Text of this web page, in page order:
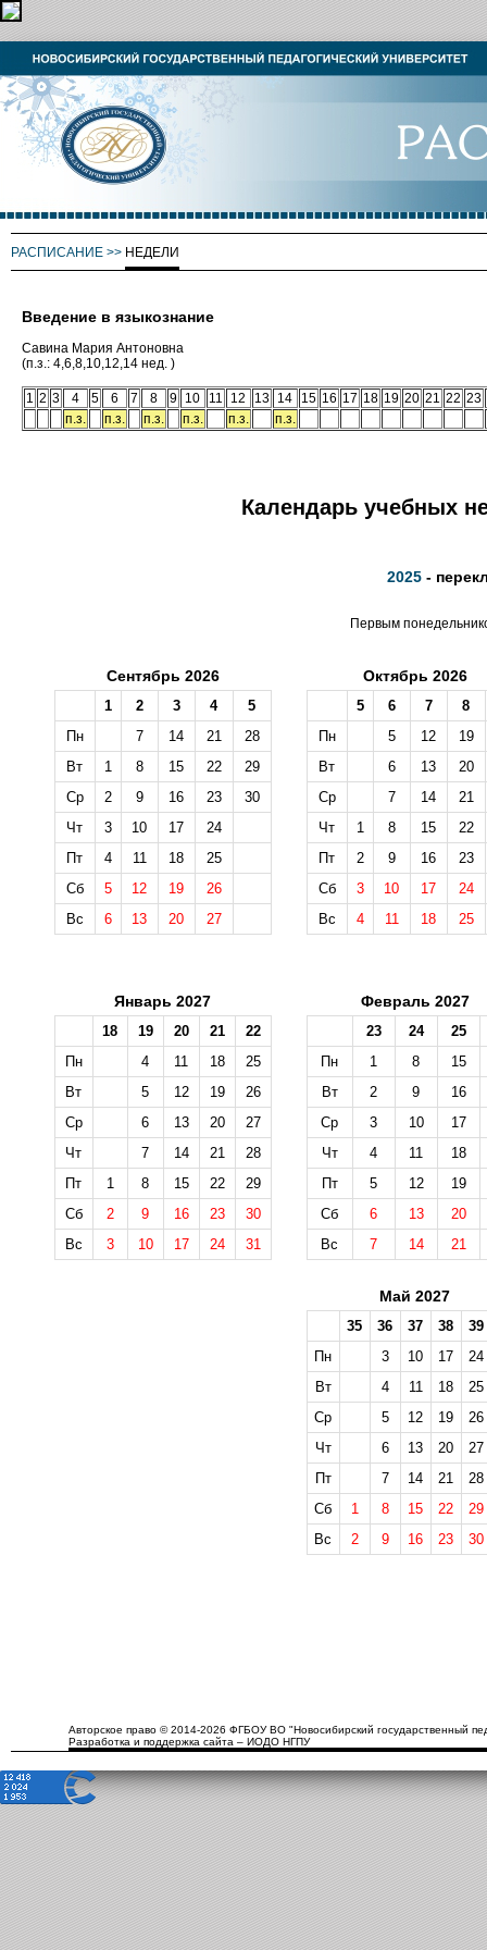
РАСПИСАНИЕ >> НЕДЕЛИ
Введение в языкознание
Савина Мария Антоновна
(п.з.: 4,6,8,10,12,14 нед. )
1 2 3 4 5 6 7 8 9 10 11 12 13 14 15 16 17 18 19 20 21 22 23
п.з.
п.з. п.з. п.з. п.з. п.з.
Календарь учебных
2025 -
Первым
Сентябрь 2026
1 2 3 4
5
Пн
7 14 21
28
Вт
1 8 15 22
29
Ср
2 9 16 23
30
Чт
3 10 17
24
Пт
4 11 18
25
Сб
5 12 19
26
Вс
6 13 20 27
Октябрь 2026
5 6 7
8
Пн
5 12
19
Вт
6 13
20
Ср
7 14
21
Чт
1 8 15
22
Пт
2 9 16
23
Сб
3 10 17
24
Вс
4 11 18 25
Январь 2027
18 19 20 21
22
Пн
4 11 18
25
Вт
5 12 19
26
Ср
6 13 20
27
Чт
7 14 21
28
Пт
1 8 15 22
29
Сб
2 9 16 23
30
Вс
3 10 17 24 31
Февраль 2027
23 24
25
Пн
1 8
15
Вт
2 9
16
Ср
3 10
17
Чт
4 11
18
Пт
5 12
19
Сб
6 13
20
Вс
7 14 21
Май 2027
35 36 37 38
39
Пн
3 10 17
24
Вт
4 11 18
25
Ср
5 12 19
26
Чт
6 13 20
27
Пт
7 14 21
28
Сб
1 8 15 22
29
Вс
2 9 16 23 30
Авторское право © 2014-2026 ФГБОУ ВО "Новосибирский государственный
Разработка и поддержка сайта – ИОДО НГПУ